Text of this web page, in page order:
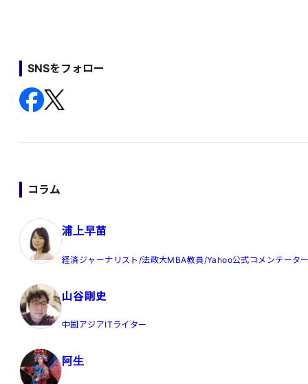
SNSをフォロー
コラム
浦上早苗
経済ジャーナリスト/法政大MBA教員/Yahoo公式コメンテータ
山谷剛史
中国アジアITライター
阿生